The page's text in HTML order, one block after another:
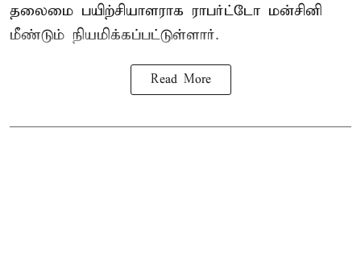
தலைமை பயிற்சியாளராக ராபர்ட்டோ மன்சினி
மீண்டும் நியமிக்கப்பட்டுள்ளார்.
Read More